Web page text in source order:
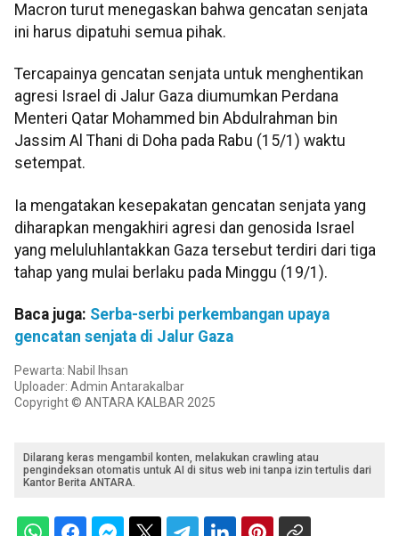
Macron turut menegaskan bahwa gencatan senjata
ini harus dipatuhi semua pihak.
Tercapainya gencatan senjata untuk menghentikan
agresi Israel di Jalur Gaza diumumkan Perdana
Menteri Qatar Mohammed bin Abdulrahman bin
Jassim Al Thani di Doha pada Rabu (15/1) waktu
setempat.
Ia mengatakan kesepakatan gencatan senjata yang
diharapkan mengakhiri agresi dan genosida Israel
yang meluluhlantakkan Gaza tersebut terdiri dari tiga
tahap yang mulai berlaku pada Minggu (19/1).
Baca juga: Serba-serbi perkembangan upaya
gencatan senjata di Jalur Gaza
Pewarta: Nabil Ihsan
Uploader: Admin Antarakalbar
Copyright © ANTARA KALBAR 2025
Dilarang keras mengambil konten, melakukan crawling atau
pengindeksan otomatis untuk AI di situs web ini tanpa izin tertulis dari
Kantor Berita ANTARA.